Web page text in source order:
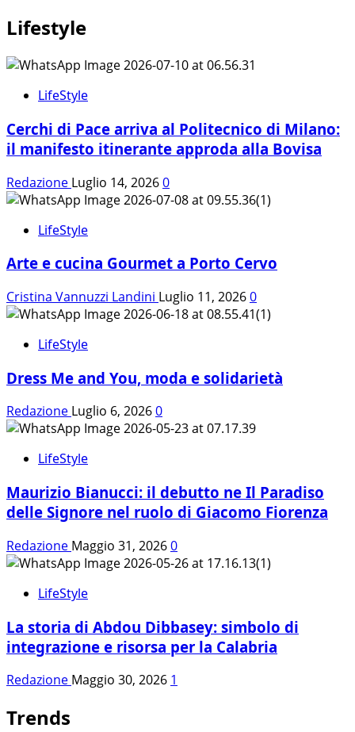
Lifestyle
LifeStyle
Cerchi di Pace arriva al Politecnico di Milano:
il manifesto itinerante approda alla Bovisa
Redazione Luglio 14, 20260
LifeStyle
Arte e cucina Gourmet a Porto Cervo
Cristina Vannuzzi Landini Luglio 11, 20260
LifeStyle
Dress Me and You, moda e solidarietà
Redazione Luglio 6, 20260
LifeStyle
Maurizio Bianucci: il debutto ne Il Paradiso
delle Signore nel ruolo di Giacomo Fiorenza
Redazione Maggio 31, 20260
LifeStyle
La storia di Abdou Dibbasey: simbolo di
integrazione e risorsa per la Calabria
Redazione Maggio 30, 2026 1
Trends